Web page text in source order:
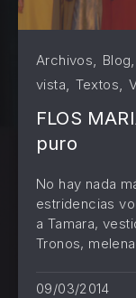
Archivos, Blog,
vista, Textos,
FLOS
puro
No hay nada
estridencias
a Tamara,
Tronos,
09/03/2014
PREVIOUS